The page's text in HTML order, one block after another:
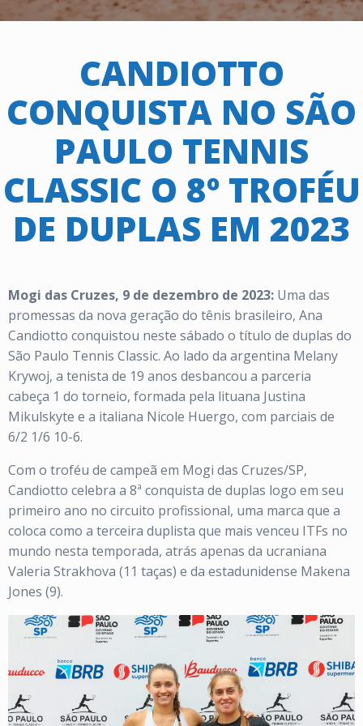
CANDIOTTO
CONQUISTA NO SÃO
PAULO TENNIS
CLASSIC O 8º TROFÉU
DE DUPLAS EM 2023
Mogi das Cruzes, 9 de dezembro de 2023: Uma das
promessas da nova geração do tênis brasileiro, Ana
Candiotto conquistou neste sábado o título de duplas do
São Paulo Tennis Classic. Ao lado da argentina Melany
Krywoj, a tenista de 19 anos desbancou a parceria
cabeça 1 do torneio, formada pela lituana Justina
Mikulskyte e a italiana Nicole Huergo, com parciais de
6/2 1/6 10-6.
Com o troféu de campeã em Mogi das Cruzes/SP,
Candiotto celebra a 8ª conquista de duplas logo em seu
primeiro ano no circuito profissional, uma marca que a
coloca como a terceira duplista que mais venceu ITFs no
mundo nesta temporada, atrás apenas da ucraniana
Valeria Strakhova (11 taças) e da estadunidense Makena
Jones (9).